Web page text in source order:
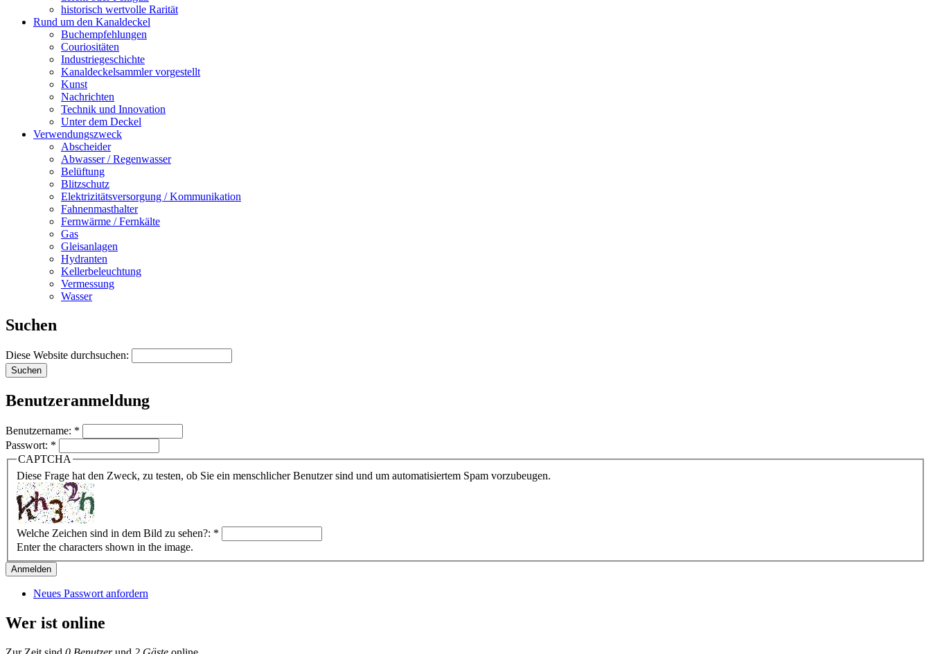
historisch wertvolle Rarität
Rund um den Kanaldeckel
Buchempfehlungen
Couriositäten
Industriegeschichte
Kanaldeckelsammler vorgestellt
Kunst
Nachrichten
Technik und Innovation
Unter dem Deckel
Verwendungszweck
Abscheider
Abwasser / Regenwasser
Belüftung
Blitzschutz
Elektrizitätsversorgung / Kommunikation
Fahnenmasthalter
Fernwärme / Fernkälte
Gas
Gleisanlagen
Hydranten
Kellerbeleuchtung
Vermessung
Wasser
Suchen
Diese Website durchsuchen:
Benutzeranmeldung
Benutzername: *
Passwort: *
CAPTCHA
Diese Frage hat den Zweck, zu testen, ob Sie ein menschlicher Benutzer sind und um automatisiertem Spam vorzubeugen.
Welche Zeichen sind in dem Bild zu sehen?: *
Enter the characters shown in the image.
Neues Passwort anfordern
Wer ist online